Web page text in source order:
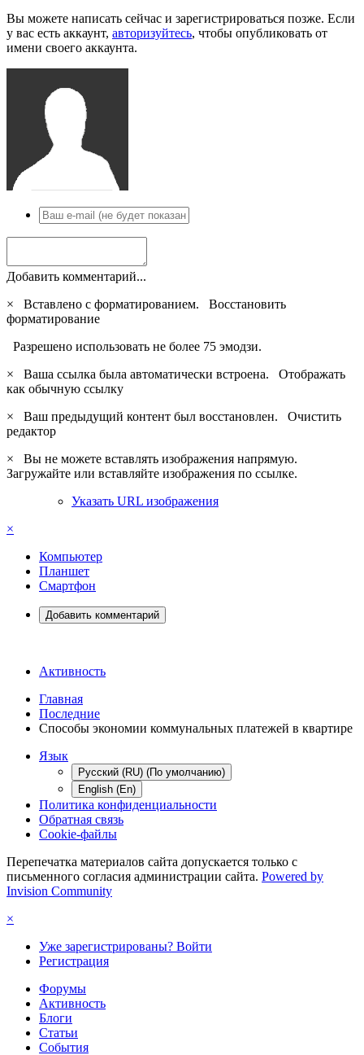
Вы можете написать сейчас и зарегистрироваться позже. Если
у вас есть аккаунт, авторизуйтесь, чтобы опубликовать от
имени своего аккаунта.
Добавить комментарий...
×
Вставлено с форматированием. Восстановить
форматирование
Разрешено использовать не более 75 эмодзи.
×
Ваша ссылка была автоматически встроена. Отображать
как обычную ссылку
×
Ваш предыдущий контент был восстановлен. Очистить
редактор
×
Вы не можете вставлять изображения напрямую.
Загружайте или вставляйте изображения по ссылке.
Указать URL изображения
×
Компьютер
Планшет
Смартфон
Добавить комментарий
Активность
Главная
Последние
Способы экономии коммунальных платежей в квартире
Язык
Русский (RU) (По умолчанию)
English (En)
Политика конфиденциальности
Обратная связь
Cookie-файлы
Перепечатка материалов сайта допускается только с
письменного согласия администрации сайта. Powered by
Invision Community
×
Уже зарегистрированы? Войти
Регистрация
Форумы
Активность
Блоги
Статьи
События